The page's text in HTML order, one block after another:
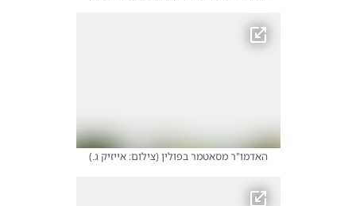
האדמו"ר מסאטמר בפולין(צילום: אייזיק ג.)